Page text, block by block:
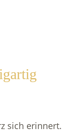
sich erinnert.